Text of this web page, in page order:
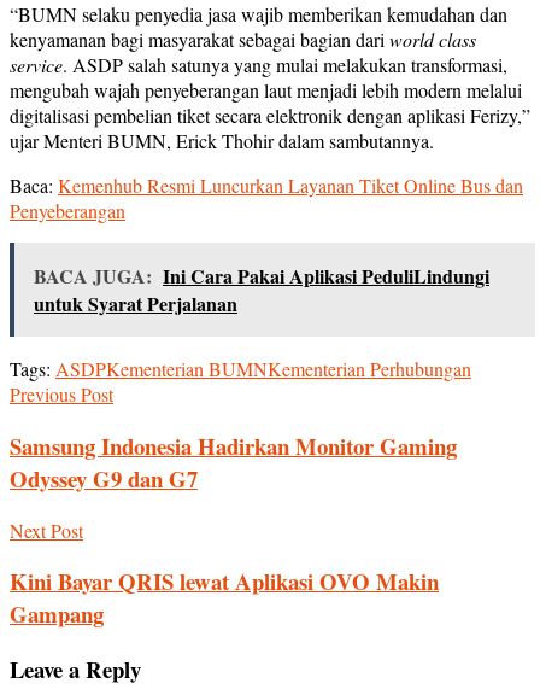
“BUMN selaku penyedia jasa wajib memberikan kemudahan dan
kenyamanan bagi masyarakat sebagai bagian dari world class
service. ASDP salah satunya yang mulai melakukan transformasi,
mengubah wajah penyeberangan laut menjadi lebih modern melalui
digitalisasi pembelian tiket secara elektronik dengan aplikasi Ferizy,”
ujar Menteri BUMN, Erick Thohir dalam sambutannya.
Baca: Kemenhub Resmi Luncurkan Layanan Tiket Online Bus dan
Penyeberangan
BACA JUGA: Ini Cara Pakai Aplikasi PeduliLindungi
untuk Syarat Perjalanan
Tags: ASDPKementerian BUMNKementerian Perhubungan
Previous Post
Samsung Indonesia Hadirkan Monitor Gaming
Odyssey G9 dan G7
Next Post
Kini Bayar QRIS lewat Aplikasi OVO Makin
Gampang
Leave a Reply